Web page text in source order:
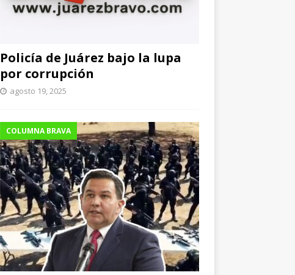
Policía de Juárez bajo la lupa
por corrupción
agosto 19, 2025
COLUMNA BRAVA